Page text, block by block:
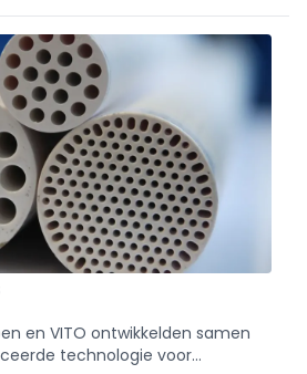
zo efficiënt zijn, en relatief
en VITO ontwikkelden samen
technologie voor